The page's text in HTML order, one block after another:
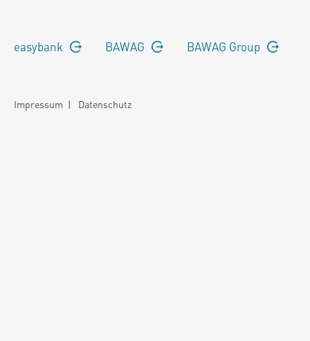
easybank BAWAG BAWAG Group
Impressum | Datenschutz